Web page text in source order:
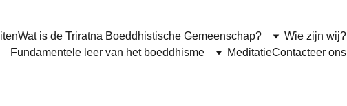
Wat is de Triratna Boeddhistische Gemeenschap?
Wie zijn wij?
Fundamentele leer van het boeddhisme
MeditatieContacteer ons